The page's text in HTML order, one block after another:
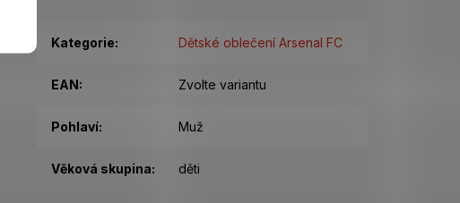
Kategorie: Dětské oblečení Arsenal FC
EAN : Zvolte variantu
Pohlaví: Muž
Věková skupina: děti